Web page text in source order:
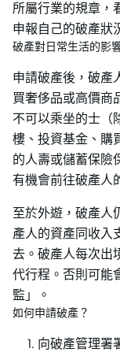
所屬行業的規章，
申報自己的破產狀
破產對日常生活的影
申請破產後，破產
買奢侈品或高價商
不可以乘坐的士（
樓、投資基金、購
的人壽或儲蓄保險
有機會前往破產人
至於外遊，破產人
產人的資產同收入
去。破產人每次出
代行程。否則可能
監」。
如何申請破產？
向破產管理署